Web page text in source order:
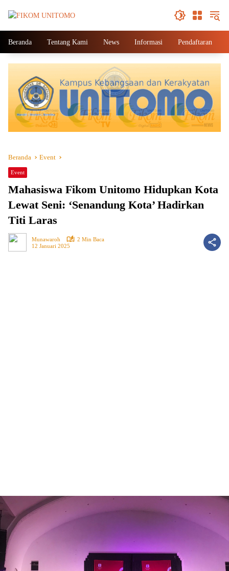
Beranda Tentang Kami News Informasi Pendaftaran
Beranda Event
Event
Mahasiswa Fikom Unitomo Hidupkan Kota
Lewat Seni: ‘Senandung Kota’ Hadirkan
Titi Laras
Munawaroh
2 Min Baca
12 Januari 2025